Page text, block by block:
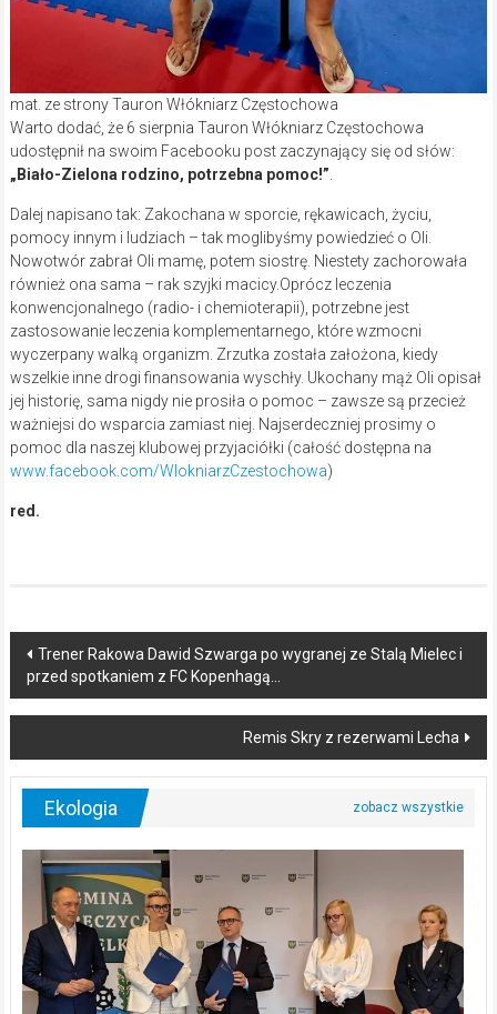
mat. ze strony Tauron Włókniarz Częstochowa
Warto dodać, że 6 sierpnia Tauron Włókniarz Częstochowa
udostępnił na swoim Facebooku post zaczynający się od słów:
„Biało-Zielona rodzino, potrzebna pomoc!”
Dalej napisano tak: Zakochana w sporcie, rękawicach, życiu,
pomocy innym i ludziach – tak moglibyśmy powiedzieć o Oli.
Nowotwór zabrał Oli mamę, potem siostrę. Niestety zachorowała
również ona sama – rak szyjki macicy.Oprócz leczenia
konwencjonalnego (radio- i chemioterapii), potrzebne jest
zastosowanie leczenia komplementarnego, które wzmocni
wyczerpany walką organizm. Zrzutka została założona, kiedy
wszelkie inne drogi finansowania wyschły. Ukochany mąż Oli opisał
jej historię, sama nigdy nie prosiła o pomoc – zawsze są przecież
ważniejsi do wsparcia zamiast niej. Najserdeczniej prosimy o
pomoc dla naszej klubowej przyjaciółki (całość dostępna na
www.facebook.com/WlokniarzCzestochowa)
red.
Post
navigation
Trener Rakowa Dawid Szwarga po wygranej ze Stalą Mielec i
przed spotkaniem z FC Kopenhagą…
Remis Skry z rezerwami Lecha
Ekologia